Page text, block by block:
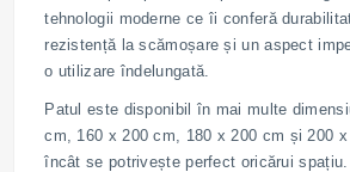
tehnologii moderne ce îi conferă
rezistență la scămoșare și un aspect
o utilizare îndelungată.
Patul este disponibil în mai multe
cm, 160 x 200 cm, 180 x 200 cm și 200
încât se potrivește perfect oricărui spațiu.